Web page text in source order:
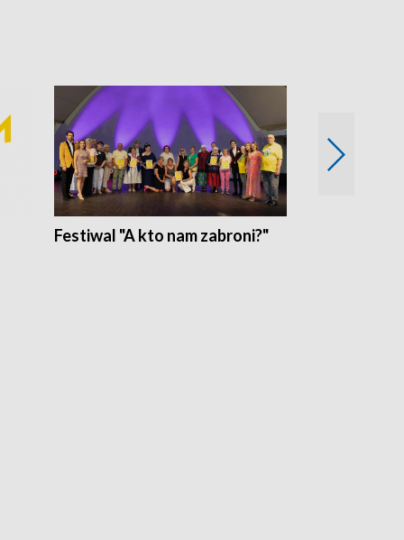
Festiwal "A kto nam zabroni?"